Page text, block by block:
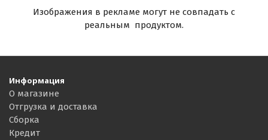
Изображения в рекламе могут не совпадать с
реальным продуктом.
Информация
О магазине
Отгрузка и доставка
Сборка
Кредит